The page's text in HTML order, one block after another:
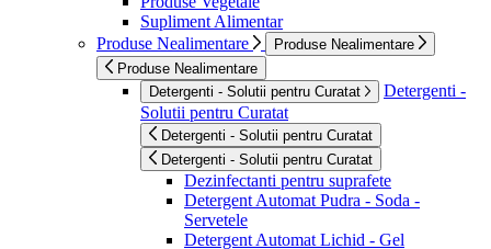
Supliment Alimentar
Produse Nealimentare
Produse Nealimentare
Produse Nealimentare
Detergenti - Solutii pentru Curatat
Detergenti -
Solutii pentru Curatat
Detergenti - Solutii pentru Curatat
Detergenti - Solutii pentru Curatat
Dezinfectanti pentru suprafete
Detergent Automat Pudra - Soda -
Servetele
Detergent Automat Lichid - Gel